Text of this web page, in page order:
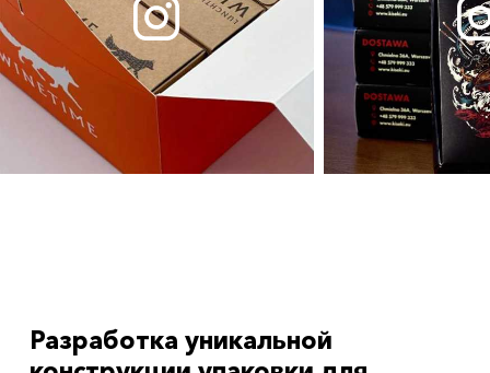
Разработка уникальной